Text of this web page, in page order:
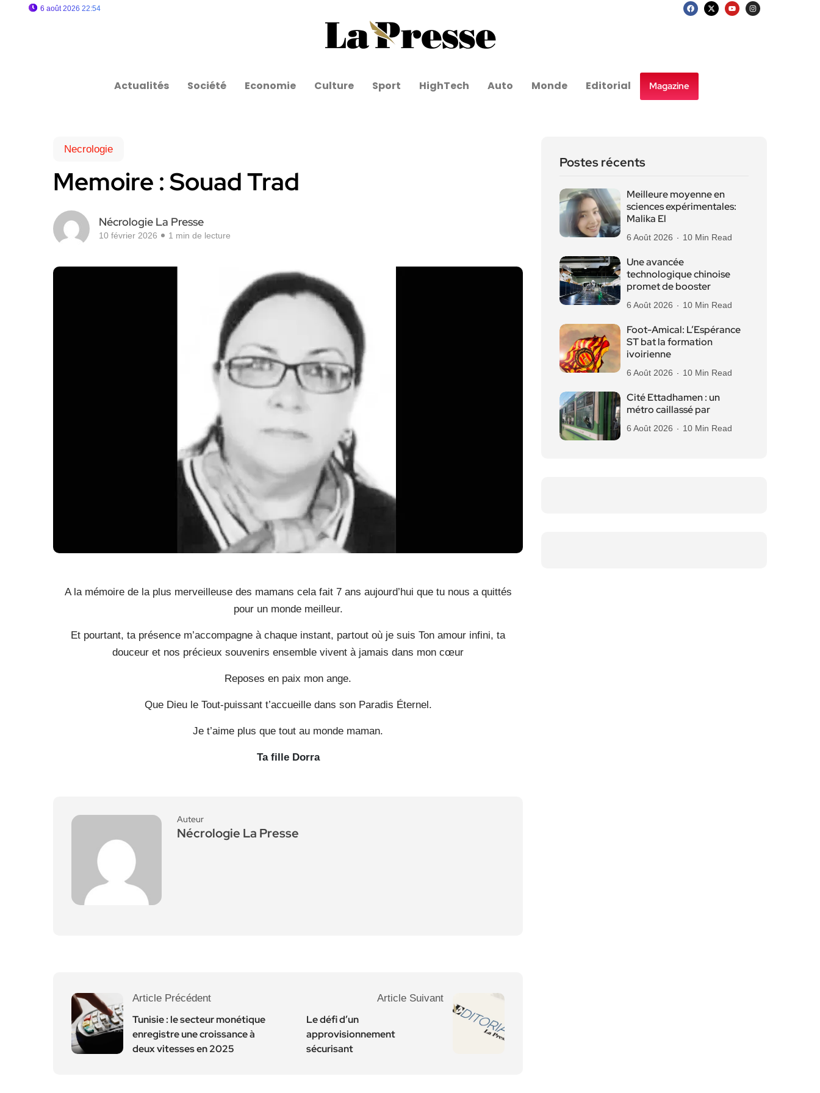
6 août 2026 22:54
Actualités Société Economie Culture Sport HighTech Auto Monde Editorial Magazine
Necrologie
Memoire : Souad Trad
Nécrologie La Presse
10 février 2026 1 min de lecture
A la mémoire de la plus merveilleuse des mamans cela fait 7 ans aujourd’hui que tu nous a quittés
pour un monde meilleur.
Et pourtant, ta présence m’accompagne à chaque instant, partout où je suis Ton amour infini, ta
douceur et nos précieux souvenirs ensemble vivent à jamais dans mon cœur
Reposes en paix mon ange.
Que Dieu le Tout-puissant t’accueille dans son Paradis Éternel.
Je t’aime plus que tout au monde maman.
Ta fille Dorra
Auteur
Nécrologie La Presse
Article Précédent
Tunisie : le secteur monétique
enregistre une croissance à
deux vitesses en 2025
Article Suivant
Le défi d’un
approvisionnement
sécurisant
Postes récents
Meilleure moyenne en
sciences expérimentales:
Malika El
6 Août 2026 10 Min Read
Une avancée
technologique chinoise
promet de booster
6 Août 2026 10 Min Read
Foot-Amical: L’Espérance
ST bat la formation
ivoirienne
6 Août 2026 10 Min Read
Cité Ettadhamen : un
métro caillassé par
6 Août 2026 10 Min Read